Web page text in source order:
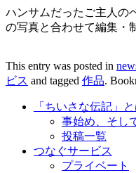
ハンサムだったご主人の
の写真と合わせて編集・
This entry was posted in
ビス and tagged 作品.
「ちいさな伝記」
事始め、そし
投稿一覧
つなぐサービス
プライベート